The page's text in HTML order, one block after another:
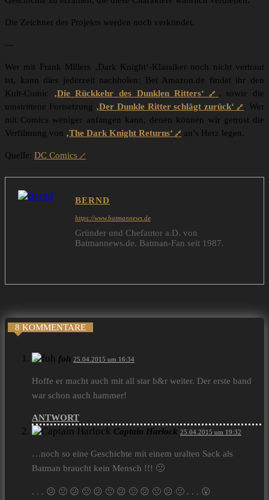
Die Zeichner des Projekts werden noch verkündet.
—
Wer mit Frank Millers ‚Dark Knight‘-Klassiker noch nicht vertraut
ist, kann dies jederzeit nachholen: Bei Amazon.de findet ihr den
Kult-Comic ‚Die Rückkehr des Dunklen Ritters‘
, sowie die
umstrittene Fortsetzung ‚Der Dunkle Ritter schlägt zurück‘
. Wer
mit Comics weniger anfangen kann, denen können wir getrost die
Verfilmung von ‚The Dark Knight Returns‘ an’s Herz legen.
Quelle: DC Comics
BERND
https://www.batmannews.de
Gründer und Chefautor a.D. von
Batmannews.de. Batman-Fan seit 1987.
8 KOMMENTARE
foh 25.04.2015 um 16:34
Hoffe er macht auch mit all star b&r weiter. Der erste band
war schon auch hammer!
ANTWORT
Captain Harlock 25.04.2015 um 19:32
…noch so eine Geschichte mit einem uralten Sack als
Batman braucht kein Mensch !!! 🙁
. . . 😕 🙁 😕 🙁 😕 🙁 😕 🙁 😕 🙁 😕 🙁 . . . 😮